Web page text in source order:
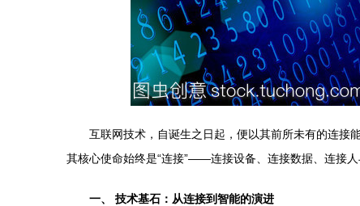
互联网技术，自诞生之日起，便以其前所未有的连接
其核心使命始终是“连接”——连接设备、连接数据、连接人
一、 技术基石：从连接到智能的演进